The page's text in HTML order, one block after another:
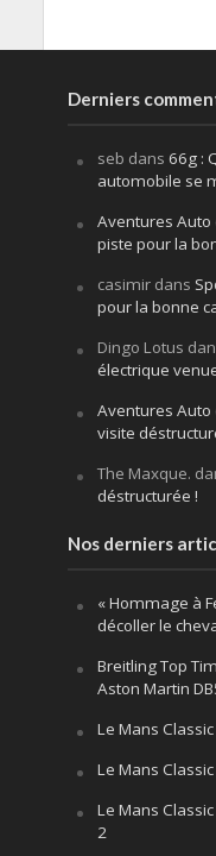
Derniers
seb dans 66g :
automobile se
Aventures Auto
piste pour la
casimirdans
pour la bonne
Dingo Lotus
électrique
Aventures Auto
visite
The Maxque.
déstructurée !
Nos derniers
« Hommage à
décoller le
Breitling Top
Aston Martin
Le Mans
Le Mans
Le Mans
2